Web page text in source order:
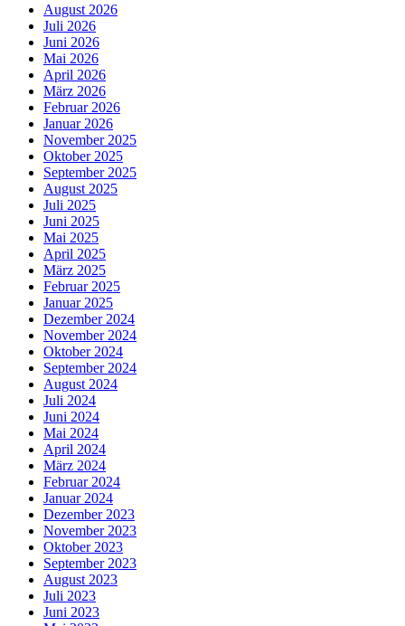
August 2026
Juli 2026
Juni 2026
Mai 2026
April 2026
März 2026
Februar 2026
Januar 2026
November 2025
Oktober 2025
September 2025
August 2025
Juli 2025
Juni 2025
Mai 2025
April 2025
März 2025
Februar 2025
Januar 2025
Dezember 2024
November 2024
Oktober 2024
September 2024
August 2024
Juli 2024
Juni 2024
Mai 2024
April 2024
März 2024
Februar 2024
Januar 2024
Dezember 2023
November 2023
Oktober 2023
September 2023
August 2023
Juli 2023
Juni 2023